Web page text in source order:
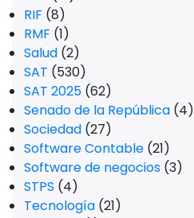
RIF (8)
RMF (1)
Salud (2)
SAT (530)
SAT 2025 (62)
Senado de la República (4)
Sociedad (27)
Software Contable (21)
Software de negocios (3)
STPS (4)
Tecnología (21)